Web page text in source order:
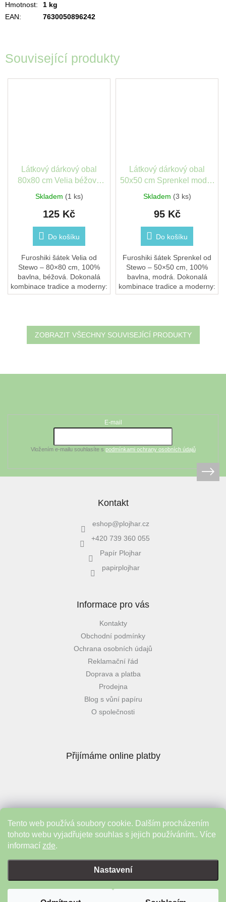
Tento web používá soubory cookie. Dalším procházením
tohoto webu vyjadřujete souhlas s jejich používáním.. Více
informací zde.
Nastavení
Související produkty
Látkový dárkový obal
80x80 cm Velia béžová
Skladem (1 ks)
125 Kč
Do košíku
Furoshiki šátek Velia od
Stewo – 80×80 cm, 100%
bavlna, béžová. Dokonalá
kombinace tradice a moderny:
stylové dárkové balení, módní
Látkový dárkový obal
50x50 cm Sprenkel modrá
Skladem (3 ks)
95 Kč
Do košíku
Furoshiki šátek Sprenkel od
Stewo – 50×50 cm, 100%
bavlna, modrá. Dokonalá
kombinace tradice a moderny:
stylové dárkové balení, módní
ZOBRAZIT VŠECHNY SOUVISEJÍCÍ PRODUKTY
Hmotnost:
1 kg
EAN: 7630050896242
E-mail
Vložením e-mailu souhlasíte s podmínkami ochrany osobních údajů
Kontakt
eshop@plojhar.cz
+420 739 360 055
Papír Plojhar
papirplojhar
Informace pro vás
Kontakty
Obchodní podmínky
Ochrana osobních údajů
Reklamační řád
Doprava a platba
Prodejna
Blog s vůní papíru
O společnosti
Přijímáme online platby
Instagram
Vytvořil Shoptet